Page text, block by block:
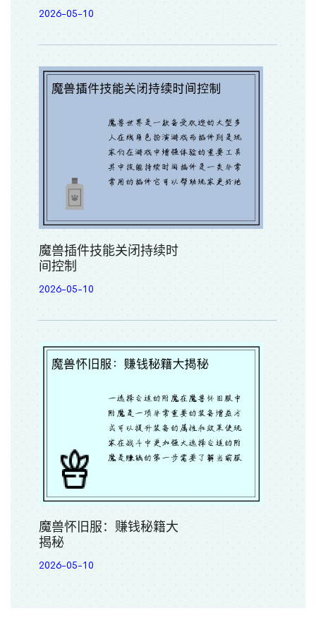
2026-05-10
魔兽插件技能关闭持续时
间控制
2026-05-10
魔兽怀旧服：赚钱秘籍大
揭秘
2026-05-10